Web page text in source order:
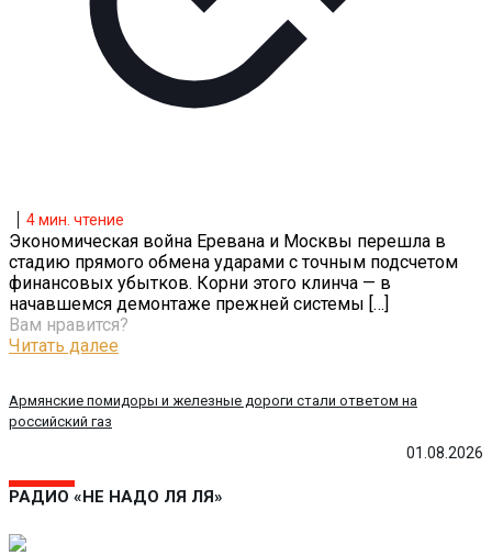
01.08.2026
Армянские помидоры и железные дороги стали ответом на
российский газ
4мин. чтение
Экономическая война Еревана и Москвы перешла в
стадию прямого обмена ударами с точным подсчетом
финансовых убытков. Корни этого клинча — в
начавшемся демонтаже прежней системы […]
Вам нравится?
Читать далее
РАДИО «НЕ НАДО ЛЯ ЛЯ»